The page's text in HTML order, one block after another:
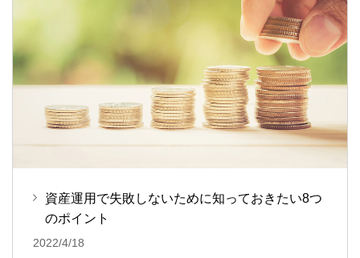
資産運用で失敗しないために知っておきたい8つ
のポイント
2022/4/18